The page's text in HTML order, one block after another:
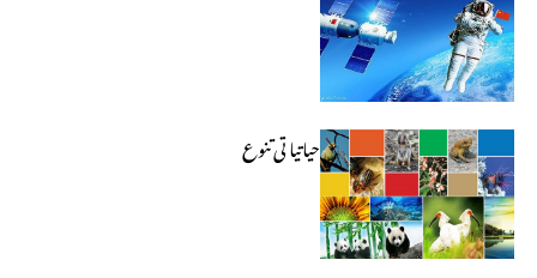
حیاتیا تی تنوع